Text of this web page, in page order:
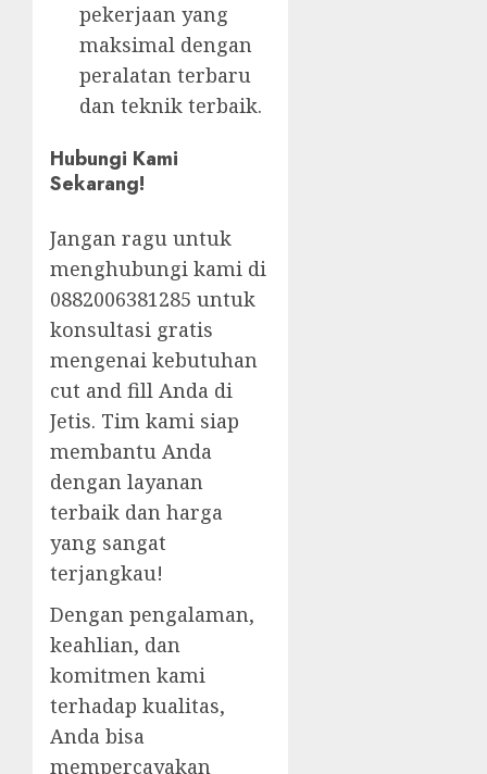
pekerjaan yang
maksimal dengan
peralatan terbaru
dan teknik terbaik.
Hubungi Kami
Sekarang!
Jangan ragu untuk
menghubungi kami di
0882006381285 untuk
konsultasi gratis
mengenai kebutuhan
cut and fill Anda di
Jetis. Tim kami siap
membantu Anda
dengan layanan
terbaik dan harga
yang sangat
terjangkau!
Dengan pengalaman,
keahlian, dan
komitmen kami
terhadap kualitas,
Anda bisa
mempercayakan